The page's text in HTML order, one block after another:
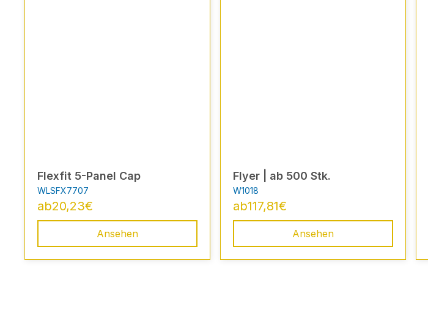
Flexfit 5-Panel Cap
WLSFX7707
ab20,23€
Ansehen
Flyer | ab 500 Stk.
W1018
ab117,81€
Ansehen